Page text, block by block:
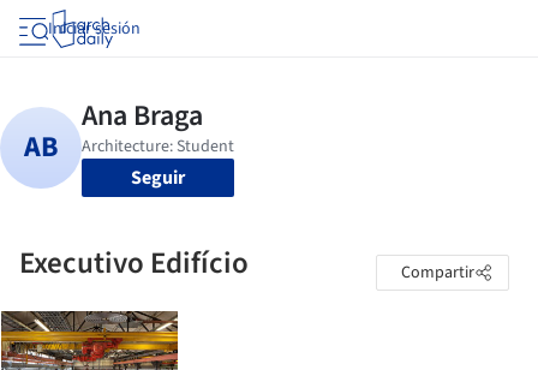
Iniciar sesión
Seguir
Executivo Edifício Compartir